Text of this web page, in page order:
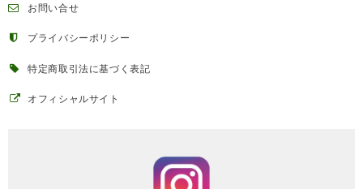
お問い合せ
プライバシーポリシー
特定商取引法に基づく表記
オフィシャルサイト